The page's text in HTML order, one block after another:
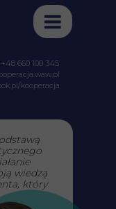
+48 660 100 345
kooperacja
wiedzą
który